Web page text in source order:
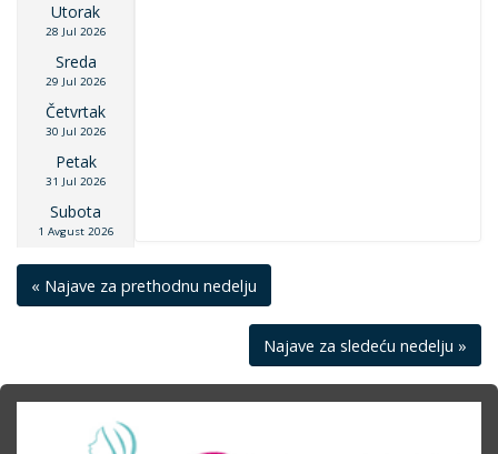
Utorak
28 Jul 2026
Sreda
29 Jul 2026
Četvrtak
30 Jul 2026
Petak
31 Jul 2026
Subota
1 Avgust 2026
« Najave za prethodnu nedelju
Najave za sledeću nedelju »